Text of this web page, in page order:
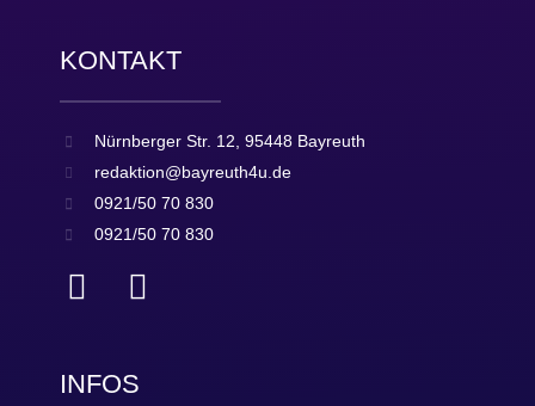
KONTAKT
Nürnberger Str. 12, 95448 Bayreuth
redaktion@bayreuth4u.de
0921/50 70 830
0921/50 70 830
INFOS